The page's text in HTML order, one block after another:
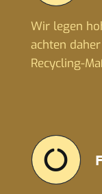
Wir legen
achten
Recycling-